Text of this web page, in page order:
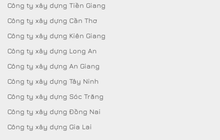
Công ty xây dựng Tiền Giang
Công ty xây dựng Cần Thơ
Công ty xây dựng Kiên Giang
Công ty xây dựng Long An
Công ty xây dựng An Giang
Công ty xây dựng Tây Ninh
Công ty xây dựng Sóc Trăng
Công ty xây dựng Đồng Nai
Công ty xây dựng Gia Lai